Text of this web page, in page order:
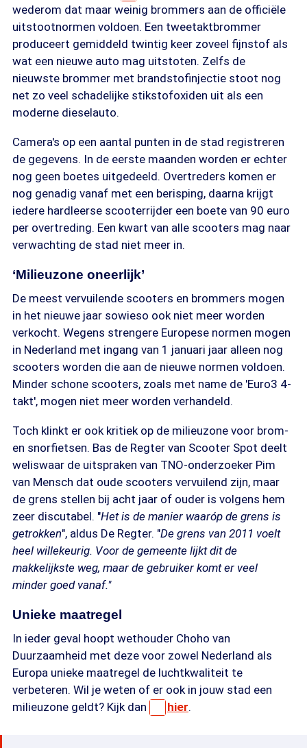
wederom dat maar weinig brommers aan de officiële
uitstootnormen voldoen. Een tweetaktbrommer
produceert gemiddeld twintig keer zoveel fijnstof als
wat een nieuwe auto mag uitstoten. Zelfs de
nieuwste brommer met brandstofinjectie stoot nog
net zo veel schadelijke stikstofoxiden uit als een
moderne dieselauto.
Camera's op een aantal punten in de stad registreren
de gegevens. In de eerste maanden worden er echter
nog geen boetes uitgedeeld. Overtreders komen er
nog genadig vanaf met een berisping, daarna krijgt
iedere hardleerse scooterrijder een boete van 90 euro
per overtreding. Een kwart van alle scooters mag naar
verwachting de stad niet meer in.
‘Milieuzone oneerlijk’
De meest vervuilende scooters en brommers mogen
in het nieuwe jaar sowieso ook niet meer worden
verkocht. Wegens strengere Europese normen mogen
in Nederland met ingang van 1 januari jaar alleen nog
scooters worden die aan de nieuwe normen voldoen.
Minder schone scooters, zoals met name de 'Euro3 4-
takt', mogen niet meer worden verhandeld.
Toch klinkt er ook kritiek op de milieuzone voor brom-
en snorfietsen. Bas de Regter van Scooter Spot deelt
weliswaar de uitspraken van TNO-onderzoeker Pim
van Mensch dat oude scooters vervuilend zijn, maar
de grens stellen bij acht jaar of ouder is volgens hem
zeer discutabel. "Het is de manier waaróp de grens is
getrokken", aldus De Regter. "De grens van 2011 voelt
heel willekeurig. Voor de gemeente lijkt dit de
makkelijkste weg, maar de gebruiker komt er veel
minder goed vanaf."
Unieke maatregel
In ieder geval hoopt wethouder Choho van
Duurzaamheid met deze voor zowel Nederland als
Europa unieke maatregel de luchtkwaliteit te
verbeteren. Wil je weten of er ook in jouw stad een
milieuzone geldt? Kijk dan
hier.